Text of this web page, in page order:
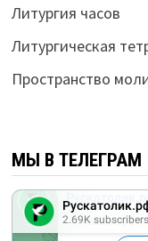
Литургия часов
Литургическая
Пространство
МЫ В ТЕЛЕГРАМ